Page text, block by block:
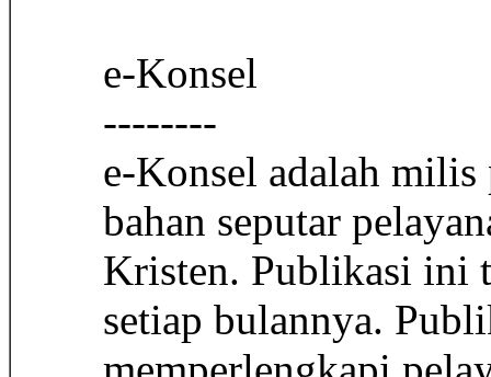
e-Konsel
--------
e-Konsel adalah
bahan seputar
Kristen. Publikasi ini
setiap bulannya.